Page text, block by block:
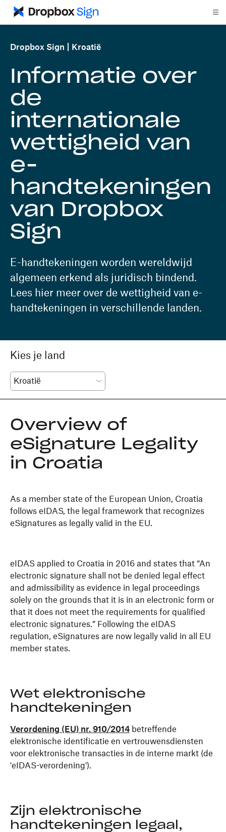
Dropbox Sign Kroatië
Informatie over
de
internationale
wettigheid van
e-
handtekeningen
van Dropbox
Sign
E-handtekeningen worden wereldwijd
algemeen erkend als juridisch bindend.
Lees hier meer over de wettigheid van e-
handtekeningen in verschillende landen.
Kies je land
Overview of
eSignature Legality
in Croatia
As a member state of the European Union, Croatia
follows eIDAS, the legal framework that recognizes
eSignatures as legally valid in the EU.
eIDAS applied to Croatia in 2016 and states that “An
electronic signature shall not be denied legal effect
and admissibility as evidence in legal proceedings
solely on the grounds that it is in an electronic form or
that it does not meet the requirements for qualified
electronic signatures.” Following the eIDAS
regulation, eSignatures are now legally valid in all EU
member states.
Wet elektronische
handtekeningen
Verordening (EU) nr. 910/2014 betreffende
elektronische identificatie en vertrouwensdiensten
voor elektronische transacties in de interne markt (de
'eIDAS-verordening').
Zijn elektronische
handtekeningen legaal,